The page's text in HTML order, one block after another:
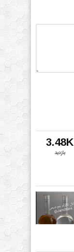
3.48K
بازدید